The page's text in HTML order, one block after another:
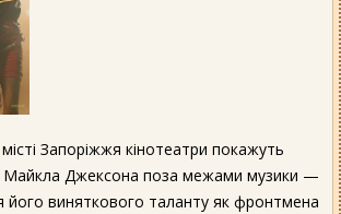
Запоріжжя кінотеатри покажуть
Майкла Джексона поза межами музики —
його виняткового таланту як фронтмена